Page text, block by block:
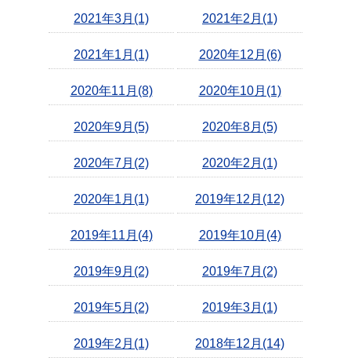
2021年3月(1) 2021年2月(1)
2021年1月(1) 2020年12月(6)
2020年11月(8) 2020年10月(1)
2020年9月(5) 2020年8月(5)
2020年7月(2) 2020年2月(1)
2020年1月(1) 2019年12月(12)
2019年11月(4) 2019年10月(4)
2019年9月(2) 2019年7月(2)
2019年5月(2) 2019年3月(1)
2019年2月(1) 2018年12月(14)